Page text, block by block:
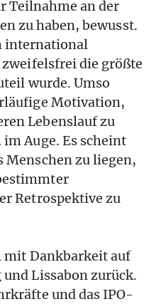
Teilnahme an der
zu haben, bewusst.
international
die größte
wurde. Umso
Motivation,
Lebenslauf zu
Auge. Es scheint
Menschen zu liegen,
Retrospektive zu
mit Dankbarkeit auf
Lissabon zurück.
und das IPO-